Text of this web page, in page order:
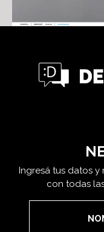
Ingresá tus datos y
con todas